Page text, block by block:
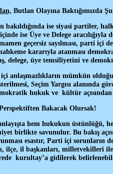
Butlan Olayına Baktığımızda
bakıldığında ise siyasi partiler,
ise Üye ve Delege
geçersiz sayılması, parti içi
kararıyla atanması
delege, üye temsiliyetini ve
anlaşmazlıkların mümkün
Seçim Yargısı alanında
hukuk ve kültür açısından
Bakacak Olursak!
hem hukukun üstünlüğü,
birlikte savunulur. Bu bakış
esastır, Parti içi
ilçe, il başkanları, milletvekilleri
kurultay’a gidilerek